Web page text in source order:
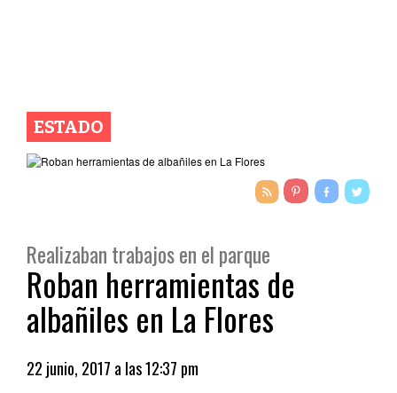
ESTADO
Realizaban trabajos en el parque
Roban herramientas de
albañiles en La Flores
22 junio, 2017 a las 12:37 pm